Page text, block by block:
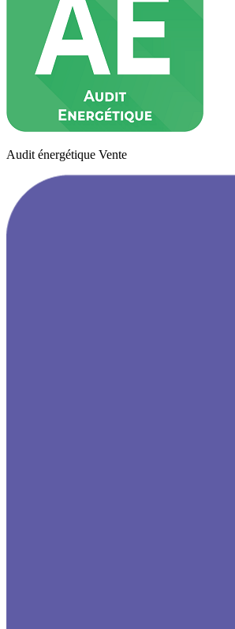
Audit énergétique Vente